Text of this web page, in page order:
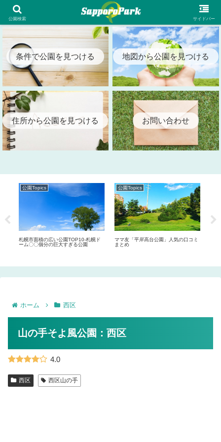
札幌市内の全公園情報を検索出来る札幌パーク（SapporoPark）
条件で公園を見つける 地図から公園を見つける
住所から公園を見つける お問い合わせ
公園Topics
札幌市面積の広い公園TOP10-札幌ド
ーム〇〇個分の巨大すぎる公園
公園Topics
ママ友「平岸高台公園」人気の口コミ
まとめ
ホーム 西区
山の手そよ風公園：西区
4.0
西区 西区山の手
公園検索 サイドバー